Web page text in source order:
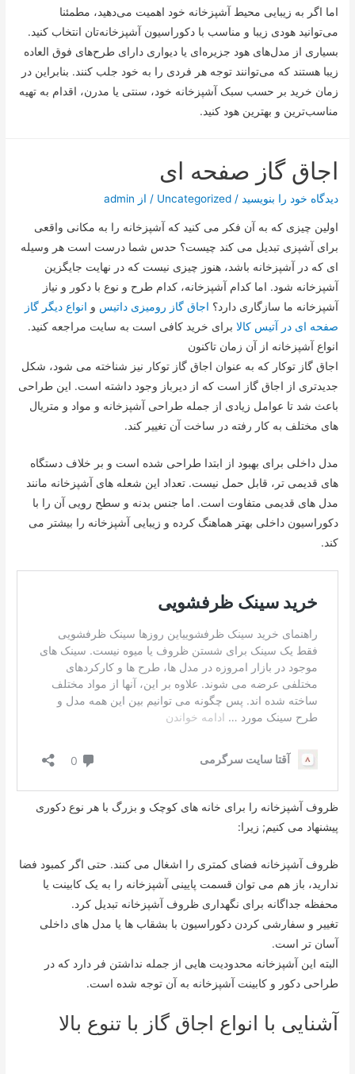
اما اگر به زیبایی محیط آشپزخانه خود اهمیت می‌دهید، مطمئنا
می‌توانید هودی زیبا و مناسب با دکوراسیون آشپزخانه‌تان انتخاب کنید.
بسیاری از مدل‌های هود جزیره‌ای یا دیواری دارای طرح‌های فوق العاده
زیبا هستند که می‌توانند توجه هر فردی را به خود جلب کنند. بنابراین در
زمان خرید بر حسب سبک آشپزخانه خود، سنتی یا مدرن، اقدام به تهیه
مناسب‌ترین و بهترین هود کنید.
اجاق گاز صفحه ای
دیدگاه‌ خود را بنویسید /
Uncategorized / از admin
اولین چیزی که به آن فکر می کنید که آشپزخانه را به مکانی واقعی
برای آشپزی تبدیل می کند چیست؟ حدس شما درست است هر وسیله
ای که در آشپزخانه باشد، هنوز چیزی نیست که در نهایت جایگزین
آشپزخانه شود. اما کدام آشپزخانه، کدام طرح و نوع با دکور و نیاز
آشپزخانه ما سازگاری دارد؟ اجاق گاز رومیزی داتیس و انواع دیگر گاز
صفحه ای در آتیس کالا برای خرید کافی است به سایت مراجعه کنید.
انواع آشپزخانه از آن زمان تاکنون
اجاق گاز توکار که به عنوان اجاق گاز توکار نیز شناخته می شود، شکل
جدیدتری از اجاق گاز است که از دیرباز وجود داشته است. این طراحی
باعث شد تا عوامل زیادی از جمله طراحی آشپزخانه و مواد و متریال
های مختلف به کار رفته در ساخت آن تغییر کند.
مدل داخلی برای بهبود از ابتدا طراحی شده است و بر خلاف دستگاه
های قدیمی تر، قابل حمل نیست. تعداد این شعله های آشپزخانه مانند
مدل های قدیمی متفاوت است. اما جنس بدنه و سطح رویی آن را با
دکوراسیون داخلی بهتر هماهنگ کرده و زیبایی آشپزخانه را بیشتر می
کند.
ظروف آشپزخانه را برای خانه های کوچک و بزرگ با هر نوع دکوری
پیشنهاد می کنیم; زیرا:
ظروف آشپزخانه فضای کمتری را اشغال می کنند. حتی اگر کمبود فضا
ندارید، باز هم می توان قسمت پایینی آشپزخانه را به یک کابینت یا
محفظه جداگانه برای نگهداری ظروف آشپزخانه تبدیل کرد.
تغییر و سفارشی کردن دکوراسیون با بشقاب ها یا مدل های داخلی
آسان تر است.
البته این آشپزخانه محدودیت هایی از جمله نداشتن فر دارد که در
طراحی دکور و کابینت آشپزخانه به آن توجه شده است.
آشنایی با انواع اجاق گاز با تنوع بالا